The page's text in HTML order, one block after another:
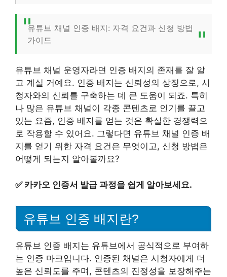
유튜브 채널 인증 배지: 자격 요건과 신청 방법
가이드
유튜브 채널 운영자라면 인증 배지의 존재를 잘 알
고 계실 거예요. 인증 배지는 신뢰성의 상징으로, 시
청자와의 신뢰를 구축하는 데 큰 도움이 되죠. 특히
나 많은 유튜브 채널이 각종 콘텐츠로 인기를 끌고
있는 요즘, 인증 배지를 얻는 것은 확실한 경쟁력으
로 작용할 수 있어요. 그렇다면 유튜브 채널 인증 배
지를 얻기 위한 자격 요건은 무엇이고, 신청 방법은
어떻게 되는지 알아볼까요?
✅ 카카오 인증서 발급 과정을 쉽게 알아보세요.
유튜브 인증 배지란?
유튜브 인증 배지는 유튜브에서 공식적으로 부여하
는 인증 마크입니다. 인증된 채널은 시청자에게 더
높은 신뢰도를 주며, 콘텐츠의 진정성을 보장해주는